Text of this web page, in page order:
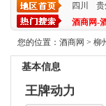
四川 贵
酒商网-
您的位置： 酒商网 > 柳
基本信息
王牌动力